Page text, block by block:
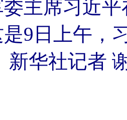
主席习近
9日上午，
新华社记者